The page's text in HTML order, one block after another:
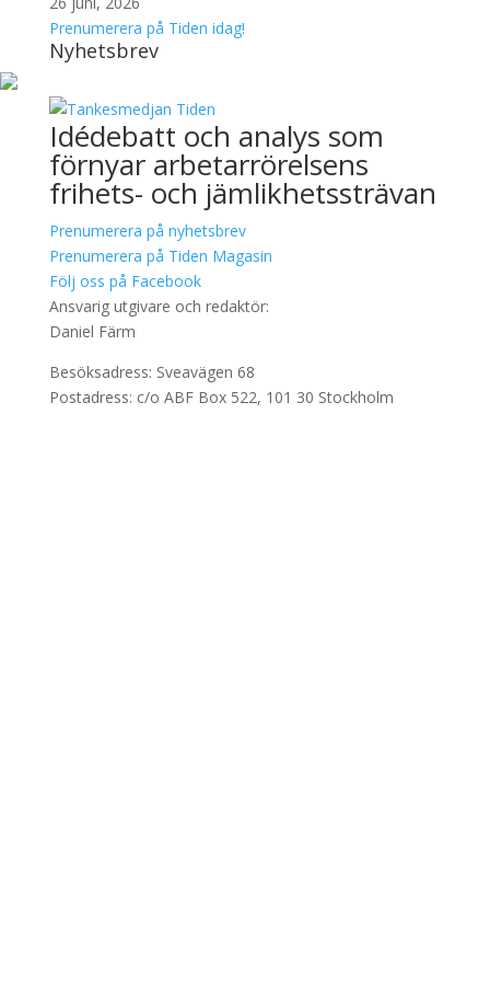
Prenumerera på Tiden idag!
Nyhetsbrev
Idédebatt och analys som
förnyar arbetarrörelsens
frihets- och jämlikhetssträvan
Prenumerera på nyhetsbrev
Prenumerera på Tiden Magasin
Följ oss på Facebook
Ansvarig utgivare och redaktör:
Daniel Färm
Besöksadress: Sveavägen 68
Postadress: c/o ABF Box 522, 101 30 Stockholm